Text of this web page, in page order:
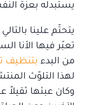
يستبدله بعزة
يتحتّم علينا
تعبّر فيها الأنا
من البدء بتنظيف
لهذا التلوّث
وكان عبئها